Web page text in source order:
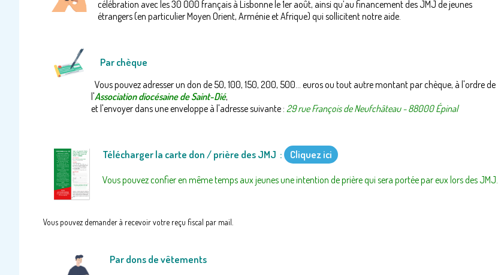
célébration avec les 30 000 français à Lisbonne le 1er août, ainsi qu’au financement des JMJ de jeunes
étrangers (en particulier Moyen Orient, Arménie et Afrique) qui sollicitent notre aide.
Par chèque
Vous pouvez adresser un don de 50, 100, 150, 200, 500... euros ou tout autre montant par chèque, à l'ordre de
l'Association diocésaine de Saint-Dié,
et l'envoyer dans une enveloppe à l'adresse suivante : 29 rue François de Neufchâteau - 88000 Épinal
Télécharger la carte don / prière des JMJ : Cliquez ici
Vous pouvez confier en même temps aux jeunes une intention de prière qui sera portée par eux lors des JMJ.
Vous pouvez demander à recevoir votre reçu fiscal par mail.
Par dons de vêtements